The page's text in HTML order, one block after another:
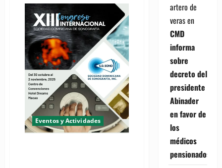
Congreso
de
Cirugía
Oncológica
2025,
será
a
finales
de
agosto
Eventos y Actividades
artero de
verasen
CMD
informa
sobre
decreto del
presidente
Abinader
en favor de
los
médicos
pensionados